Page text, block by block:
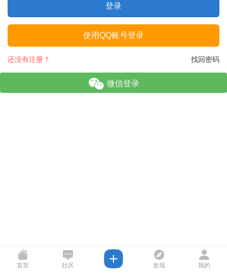
登录
使用QQ账号登录
找回密码
还没有注册？
微信登录
首页 社区 发现 我的